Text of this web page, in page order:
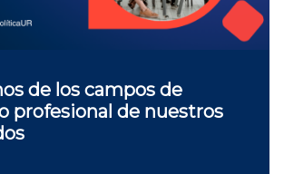
de los campos de
profesional de nuestros